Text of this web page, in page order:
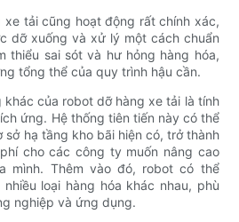
xe tải cũng hoạt động rất chính xác,
dỡ xuống và xử lý một cách chuẩn
thiểu sai sót và hư hỏng hàng hóa,
tổng thể của quy trình hậu cần.
của robot dỡ hàng xe tải là tính
ứng. Hệ thống tiên tiến này có thể
hạ tầng kho bãi hiện có, trở thành
cho các công ty muốn nâng cao
mình. Thêm vào đó, robot có thể
loại hàng hóa khác nhau, phù
nghiệp và ứng dụng.